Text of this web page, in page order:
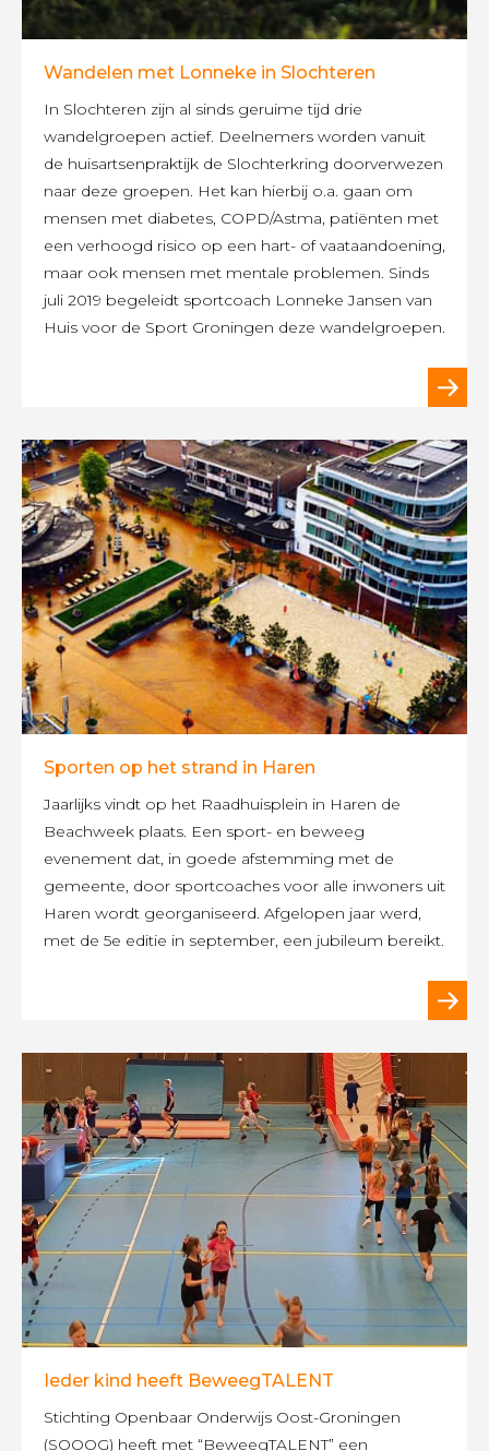
Wandelen met Lonneke in Slochteren
In Slochteren zijn al sinds geruime tijd drie
wandelgroepen actief. Deelnemers worden vanuit
de huisartsenpraktijk de Slochterkring doorverwezen
naar deze groepen. Het kan hierbij o.a. gaan om
mensen met diabetes, COPD/Astma, patiënten met
een verhoogd risico op een hart- of vaataandoening,
maar ook mensen met mentale problemen. Sinds
juli 2019 begeleidt sportcoach Lonneke Jansen van
Huis voor de Sport Groningen deze wandelgroepen.
Sporten op het strand in Haren
Jaarlijks vindt op het Raadhuisplein in Haren de
Beachweek plaats. Een sport- en beweeg
evenement dat, in goede afstemming met de
gemeente, door sportcoaches voor alle inwoners uit
Haren wordt georganiseerd. Afgelopen jaar werd,
met de 5e editie in september, een jubileum bereikt.
Ieder kind heeft BeweegTALENT
Stichting Openbaar Onderwijs Oost-Groningen
(SOOOG) heeft met “BeweegTALENT” een